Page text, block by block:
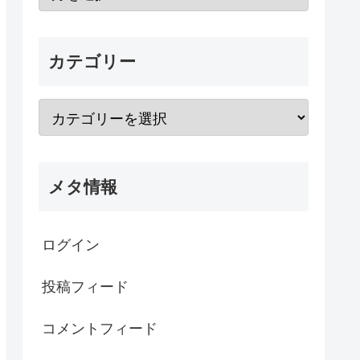
カテゴリー
メタ情報
ログイン
投稿フィード
コメントフィード